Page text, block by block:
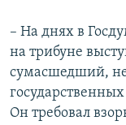
– На днях в
на трибуне
сумасшедший,
Он требовал